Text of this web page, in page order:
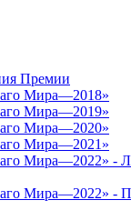
Премии
Мира—2018»
Мира—2019»
Мира—2020»
Мира—2021»
Мира—2022» -
Мира—2022» -